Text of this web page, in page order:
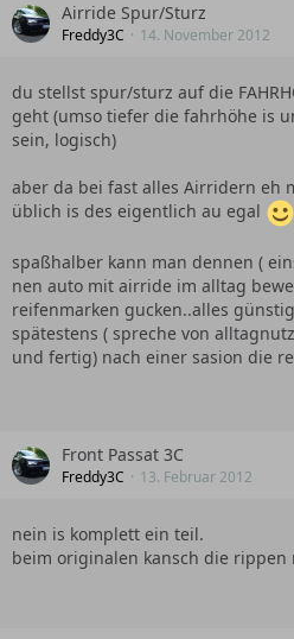
Airride Spur/Sturz
Freddy3C 14. November 2012
du stellst spur/sturz auf die
geht (umso tiefer die fahrhöhe is
sein, logisch)
aber da bei fast alles Airridern eh
üblich is des eigentlich au egal
spaßhalber kann man dennen (
nen auto mit airride im alltag
reifenmarken gucken..alles
spätestens ( spreche von
und fertig) nach einer sasion die
Front Passat 3C
Freddy3C 13. Februar 2012
nein is komplett ein teil.
beim originalen kansch die rippen